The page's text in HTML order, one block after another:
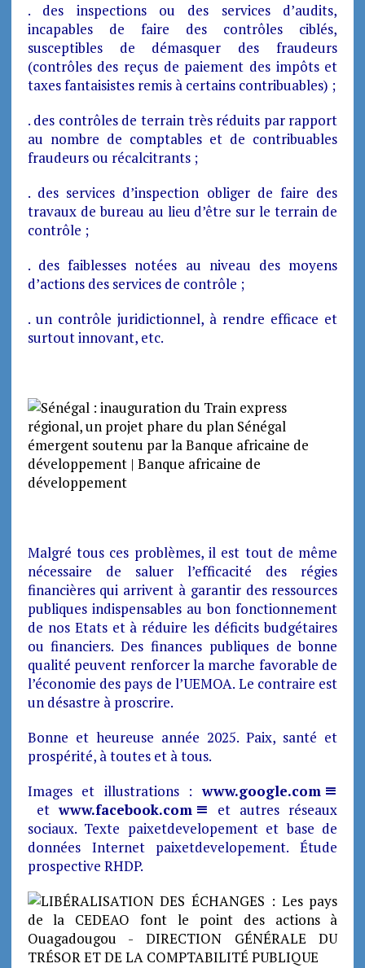
. des inspections ou des services d’audits,
incapables de faire des contrôles ciblés,
susceptibles de démasquer des fraudeurs
(contrôles des reçus de paiement des impôts et
taxes fantaisistes remis à certains contribuables) ;
. des contrôles de terrain très réduits par rapport
au nombre de comptables et de contribuables
fraudeurs ou récalcitrants ;
. des services d’inspection obliger de faire des
travaux de bureau au lieu d’être sur le terrain de
contrôle ;
. des faiblesses notées au niveau des moyens
d’actions des services de contrôle ;
. un contrôle juridictionnel, à rendre efficace et
surtout innovant, etc.
Malgré tous ces problèmes, il est tout de même
nécessaire de saluer l’efficacité des régies
financières qui arrivent à garantir des ressources
publiques indispensables au bon fonctionnement
de nos Etats et à réduire les déficits budgétaires
ou financiers. Des finances publiques de bonne
qualité peuvent renforcer la marche favorable de
l’économie des pays de l’UEMOA. Le contraire est
un désastre à proscrire.
Bonne et heureuse année 2025. Paix, santé et
prospérité, à toutes et à tous.
Images et illustrations :www.google.com
etwww.facebook.com
et autres réseaux
sociaux. Texte paixetdevelopement et base de
données Internet paixetdevelopement. Étude
prospective RHDP.